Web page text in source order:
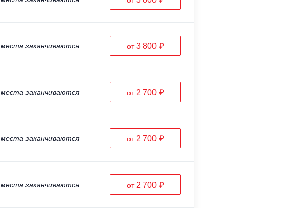
места заканчиваются от3 800 ₽
места заканчиваются от 2 700 ₽
места заканчиваются от 2 700 ₽
места заканчиваются от 2 700 ₽